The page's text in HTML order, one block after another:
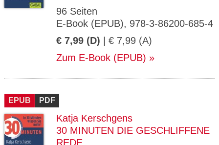
96 Seiten
E-Book (EPUB), 978-3-86200-685-4
€ 7,99 (D) | € 7,99 (A)
Zum E-Book (EPUB)
EPUB PDF
Katja Kerschgens
30 MINUTEN DIE GESCHLIFFENE
REDE